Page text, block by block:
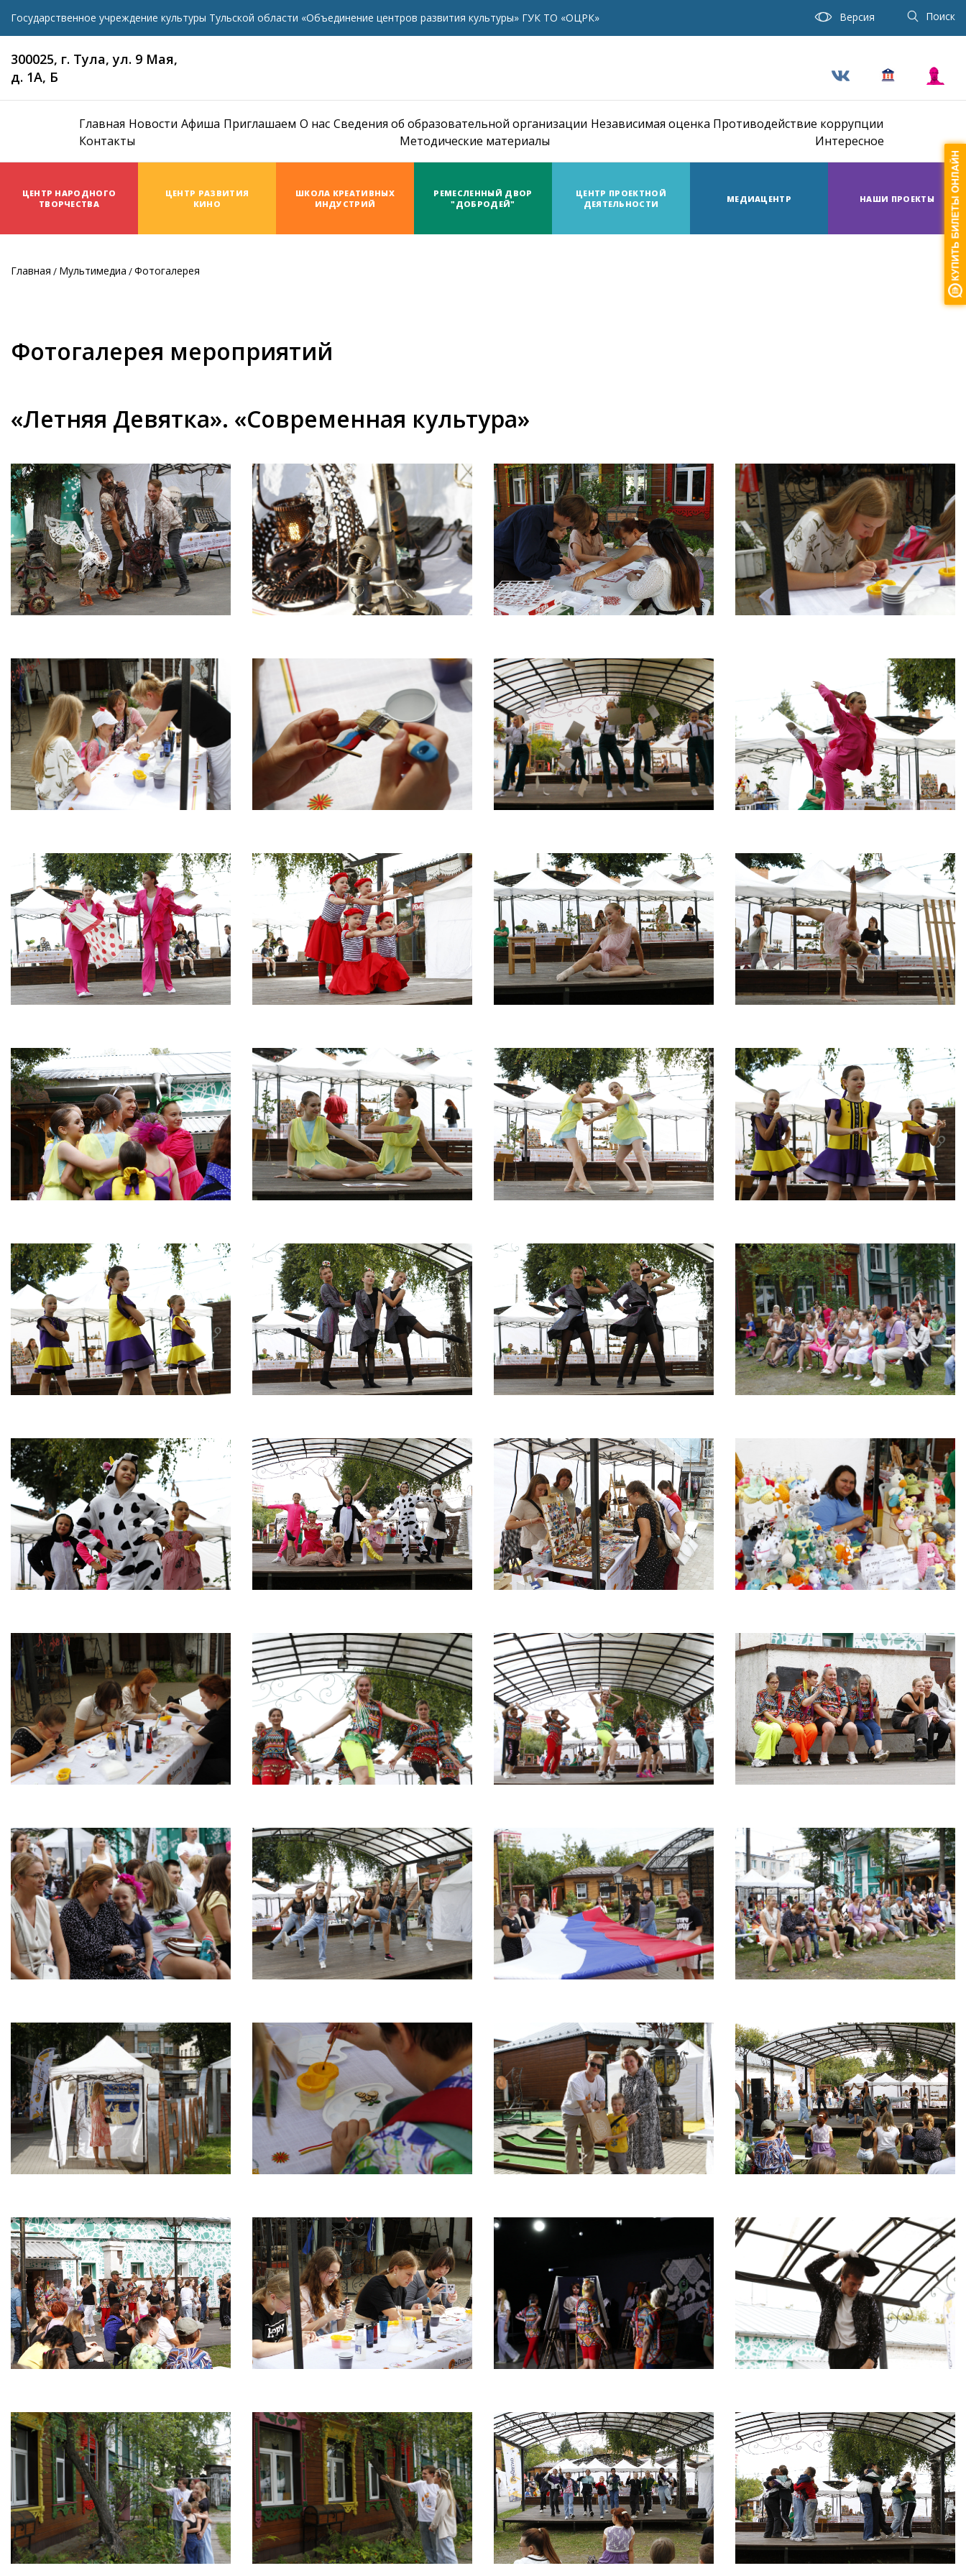
Государственное учреждение культуры Тульской области «Объединение центров развития культуры» ГУК ТО «ОЦРК» Версия Поиск
300025, г. Тула, ул. 9 Мая,
д. 1А, Б
Главная Новости Афиша Приглашаем О нас Сведения об образовательной организации Независимая оценка Противодействие коррупции
Контакты
Методические материалы Интересное
ЦЕНТР НАРОДНОГО
ТВОРЧЕСТВА
ЦЕНТР РАЗВИТИЯ
КИНО
ШКОЛА КРЕАТИВНЫХ
ИНДУСТРИЙ
РЕМЕСЛЕННЫЙ ДВОР
"ДОБРОДЕЙ"
ЦЕНТР ПРОЕКТНОЙ
ДЕЯТЕЛЬНОСТИ
МЕДИАЦЕНТР НАШИ ПРОЕКТЫ
Главная Мультимедиа Фотогалерея
Фотогалерея мероприятий
«Летняя Девятка». «Современная культура»